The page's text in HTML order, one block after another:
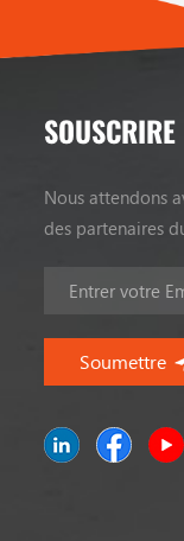
SOUSCRIRE
Nous attendons
des partenaires